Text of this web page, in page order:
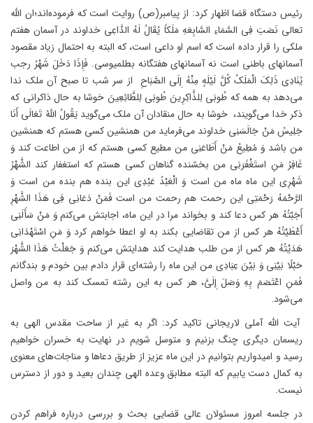
رئیس دستگاه قضا اظهار کرد: از پیامبر(ص) روایت است که فرموده‌اند؛ان الله
تعالی نَصَبَ فِی السَّمَاءِ السَّابِعَهِ مَلَکاً یُقَالُ لَهُ الدَّاعِی خداوند در آسمان هفتم
ملکی را قرار داده است که اسم او داعی است، که البته به احتمال زیاد مقصود
آسمانهای باطنی است نه آسمانهای هفتگانه بطلمیوسی. فَإِذَا دَخَلَ شَهْرُ رجب
یُنَادِی ذَلِکَ الْمَلَکُ کُلَّ لَیْلَهٍ مِنْهُ إِلَى الصَّبَاحِ از سر شب تا صبح آن ملک ندا
می‌دهد به همه که طُوبَى لِلذَّاکِرِینَ طُوبَى لِلطَّائِعِینَ خوشا به حال ذاکرانی که
ذکر خدا می‌گویند، خوشا به حال منقادان آن ملک می‌گوید یَقُولُ اللَّهُ تَعَالَى أَنَا
جَلِیسُ مَنْ جَالَسَنِی خداوند می‌فرماید من همنشین کسی هستم که همنشین
من باشد وَ مُطِیعُ مَنْ أَطَاعَنِی من مطیع کسی هستم که از من اطاعت کند وَ
غَافِرُ مَنِ استَغْفَرَنِی من بخشنده گناهان کسی هستم که استغفار کند الشَّهْرُ
شَهْرِی این ماه ماه من است وَ الْعَبْدُ عَبْدِی این بنده هم بنده من است وَ
الرَّحْمَهُ رَحْمَتِی این رحمت هم رحمت من است فَمَنْ دَعَانِی فِی هَذَا الشَّهْرِ
أَجَبْتُهُ هر کس دعا کند و بخواند مرا در این ماه، اجابتش می‌کنم وَ مَنْ سَأَلَنِی
أَعْطَیْتُهُ هر کس از من تقاضایی بکند به او اعطا خواهم کرد وَ مَنِ اسْتَهْدَانِی
هَدَیْتُهُ هر کس از من طلب هدایت کند هدایتش می‌کنم وَ جَعَلْتُ هَذَا الشَّهْرَ
حَبْلًا بَیْنِی وَ بَیْنَ عِبَادِی من این ماه را رشته‌ای قرار دادم بین خودم و بندگانم
فَمَنِ اعْتَصَمَ بِهِ وَصَلَ إِلَیَّ، هر کس به این رشته تمسک کند به من واصل
می‌شود.
آیت الله آملی لاریجانی تاکید کرد: اگر به غیر از ساحت مقدس الهی به
ریسمان دیگری چنگ بزنیم و متوسل شویم در نهایت به خسران خواهیم
رسید و امیدواریم بتوانیم در این ماه عزیز از طریق دعاها و مناجات‌های معنوی
به کمال دست یابیم که البته مطابق وعده الهی چندان بعید و دور از دسترس
نیست.
در جلسه امروز مسئولان عالی قضایی بحث و بررسی درباره فراهم کردن